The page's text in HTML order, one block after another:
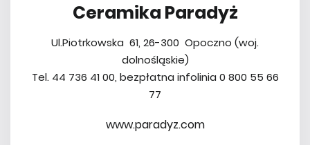
Ceramika Paradyż
Ul.Piotrkowska 61, 26-300 Opoczno (woj.
dolnośląskie)
Tel. 44 736 41 00, bezpłatna infolinia 0 800 55 66
77
www.paradyz.com